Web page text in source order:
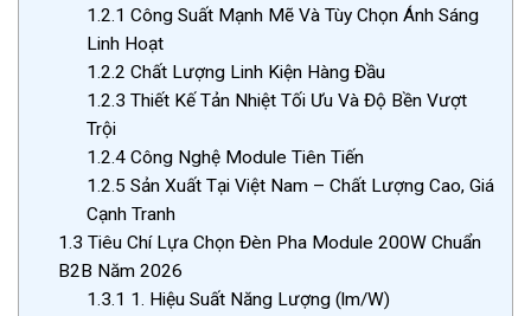
1.2.1 Công Suất Mạnh Mẽ Và Tùy Chọn Ánh Sáng
Linh Hoạt
1.2.2 Chất Lượng Linh Kiện Hàng Đầu
1.2.3 Thiết Kế Tản Nhiệt Tối Ưu Và Độ Bền Vượt
Trội
1.2.4Công Nghệ Module Tiên Tiến
1.2.5 Sản Xuất Tại Việt Nam – Chất Lượng Cao, Giá
Cạnh Tranh
1.3 Tiêu Chí Lựa Chọn Đèn Pha Module 200W Chuẩn
B2B Năm 2026
1.3.1 1. Hiệu Suất Năng Lượng (lm/W)